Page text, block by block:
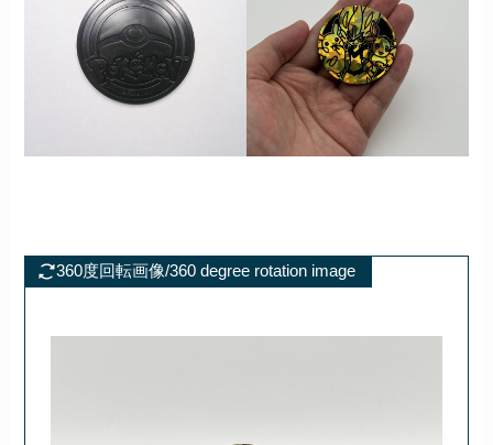
360度回転画像/360 degree rotation image